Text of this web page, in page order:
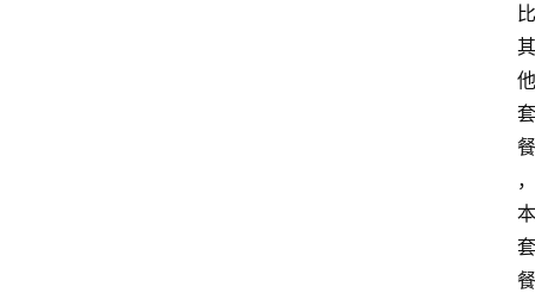
比
其
他
套
餐
，
本
套
餐